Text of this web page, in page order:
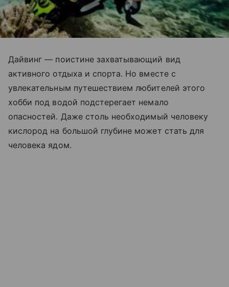
Дайвинг — поистине захватывающий вид
активного отдыха и спорта. Но вместе с
увлекательным путешествием любителей этого
хобби под водой подстерегает немало
опасностей. Даже столь необходимый человеку
кислород на большой глубине может стать для
человека ядом.